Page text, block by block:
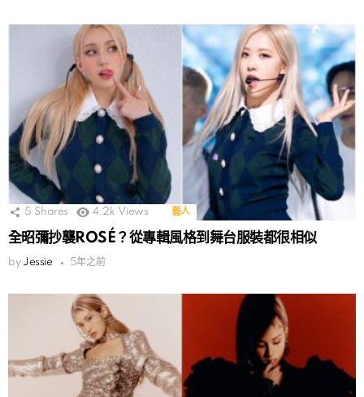
5 Shares 4.2k Views 藝人
全昭彌抄襲ROSÉ？從專輯風格到舞台服裝都很相似
by Jessie 5年之前